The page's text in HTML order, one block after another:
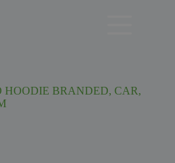
HOODIE BRANDED, CAR,